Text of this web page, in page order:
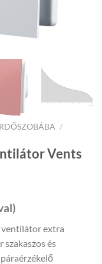
/
Vents
ventilátor extra
és